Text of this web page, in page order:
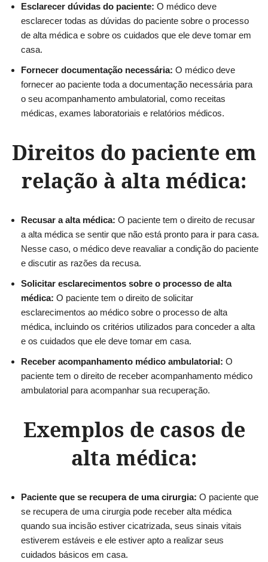
Esclarecer dúvidas do paciente: O médico deve
esclarecer todas as dúvidas do paciente sobre o processo
de alta médica e sobre os cuidados que ele deve tomar em
casa.
Fornecer documentação necessária: O médico deve
fornecer ao paciente toda a documentação necessária para
o seu acompanhamento ambulatorial, como receitas
médicas, exames laboratoriais e relatórios médicos.
Direitos do paciente em
relação à alta médica:
Recusar a alta médica: O paciente tem o direito de recusar
a alta médica se sentir que não está pronto para ir para casa.
Nesse caso, o médico deve reavaliar a condição do paciente
e discutir as razões da recusa.
Solicitar esclarecimentos sobre o processo de alta
médica: O paciente tem o direito de solicitar
esclarecimentos ao médico sobre o processo de alta
médica, incluindo os critérios utilizados para conceder a alta
e os cuidados que ele deve tomar em casa.
Receber acompanhamento médico ambulatorial: O
paciente tem o direito de receber acompanhamento médico
ambulatorial para acompanhar sua recuperação.
Exemplos de casos de
alta médica:
Paciente que se recupera de uma cirurgia: O paciente que
se recupera de uma cirurgia pode receber alta médica
quando sua incisão estiver cicatrizada, seus sinais vitais
estiverem estáveis e ele estiver apto a realizar seus
cuidados básicos em casa.